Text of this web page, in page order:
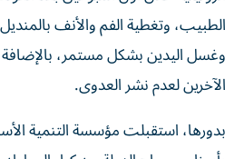
الطبيب، وتغطية الفم والأنف
وغسل اليدين بشكل مستمر،
الآخرين لعدم نشر العدوى.
بدورها، استقبلت مؤسسة التنمية